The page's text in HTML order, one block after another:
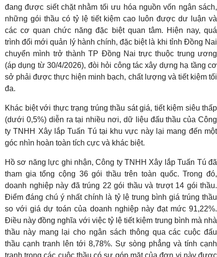
đang được siết chặt nhằm tối ưu hóa nguồn vốn ngân sách,
những gói thầu có tỷ lệ tiết kiệm cao luôn được dư luận và
các cơ quan chức năng đặc biệt quan tâm. Hiện nay, quá
trình đổi mới quản lý hành chính, đặc biệt là khi tỉnh Đồng Nai
chuyển mình trở thành TP Đồng Nai trực thuộc trung ương
(áp dụng từ 30/4/2026), đòi hỏi công tác xây dựng hạ tầng cơ
sở phải được thực hiện minh bạch, chất lượng và tiết kiệm tối
đa.
Khác biệt với thực trạng trúng thầu sát giá, tiết kiệm siêu thấp
(dưới 0,5%) diễn ra tại nhiều nơi, dữ liệu đấu thầu của Công
ty TNHH Xây lắp Tuấn Tú tại khu vực này lại mang đến một
góc nhìn hoàn toàn tích cực và khác biệt.
Hồ sơ năng lực ghi nhận, Công ty TNHH Xây lắp Tuấn Tú đã
tham gia tổng cộng 36 gói thầu trên toàn quốc. Trong đó,
doanh nghiệp này đã trúng 22 gói thầu và trượt 14 gói thầu.
Điểm đáng chú ý nhất chính là tỷ lệ trung bình giá trúng thầu
so với giá dự toán của doanh nghiệp này đạt mức 91,22%.
Điều này đồng nghĩa với việc tỷ lệ tiết kiệm trung bình mà nhà
thầu này mang lại cho ngân sách thông qua các cuộc đấu
thầu cạnh tranh lên tới 8,78%. Sự sòng phẳng và tính cạnh
tranh trong các cuộc thầu có sự góp mặt của đơn vị này được